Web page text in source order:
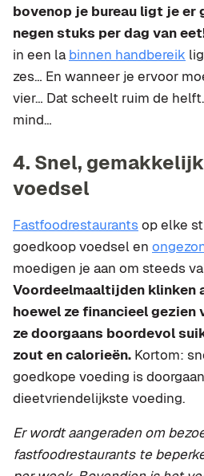
bovenop je bureau ligt je er
negen stuks per dag van
in een la binnen handbereik
zes… En wanneer je ervoor
vier… Dat scheelt ruim de
mind…
4. Snel,
voedsel
Fastfoodrestaurants op elke
goedkoop voedsel en
moedigen je aan om steeds
Voordeelmaaltijden klinken
hoewel ze financieel
ze doorgaans boordevol
zout en calorieën. Kortom:
goedkope voeding is
dieetvriendelijkste voeding.
Er wordt aangeraden om
fastfoodrestaurants te